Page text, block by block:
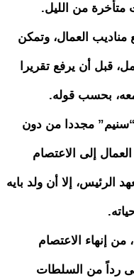
من الليل.
العمال، وتمكن
قبل أن يرفع تقريرا
معه، بحسب قوله.
“سنيم” مجددا من دون
إلى الاعتصام
الرئيس، إلا أن ولد بايه
إنهاء الاعتصام
رداً من السلطات